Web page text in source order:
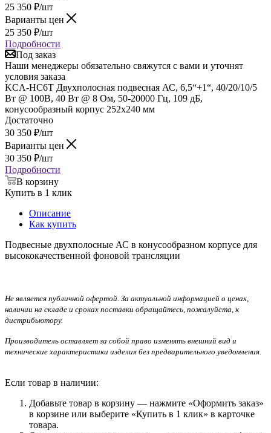
25 350 ₽/шт
Варианты цен
25 350 ₽/шт
Подробности
Под заказ
Наши менеджеры обязательно свяжутся с вами и уточнят
условия заказа
KCA-HC6T Двухполосная подвесная АС, 6,5“+1“, 40/20/10/5
Вт @ 100В, 40 Вт @ 8 Ом, 50-20000 Гц, 109 дБ,
конусообразный корпус 252х240 мм
Достаточно
30 350 ₽/шт
Варианты цен
30 350 ₽/шт
Подробности
В корзину
Купить в 1 клик
Описание
Как купить
Подвесные двухполосные АС в конусообразном корпусе для
высококачественной фоновой трансляции
Не является публичной офертой. За актуальной информацией о ценах,
наличии на складе и сроках поставки обращайтесь, пожалуйста, к
дистрибьютору.
Производитель оставляет за собой право изменять внешний вид и
технические характеристики изделия без предварительного уведомления.
Если товар в наличии:
Добавьте товар в корзину — нажмите «Оформить заказ»
в корзине или выберите «Купить в 1 клик» в карточке
товара.